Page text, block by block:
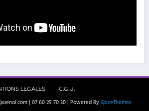
LEGALES C.G.U.
| 07 60 29 70 30 | Powered By SpiceThemes